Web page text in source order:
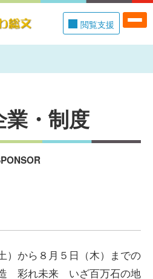
業・制度
）から８月５日（木）までの
彩れ未来 いざ百万石の地
閲覧支援